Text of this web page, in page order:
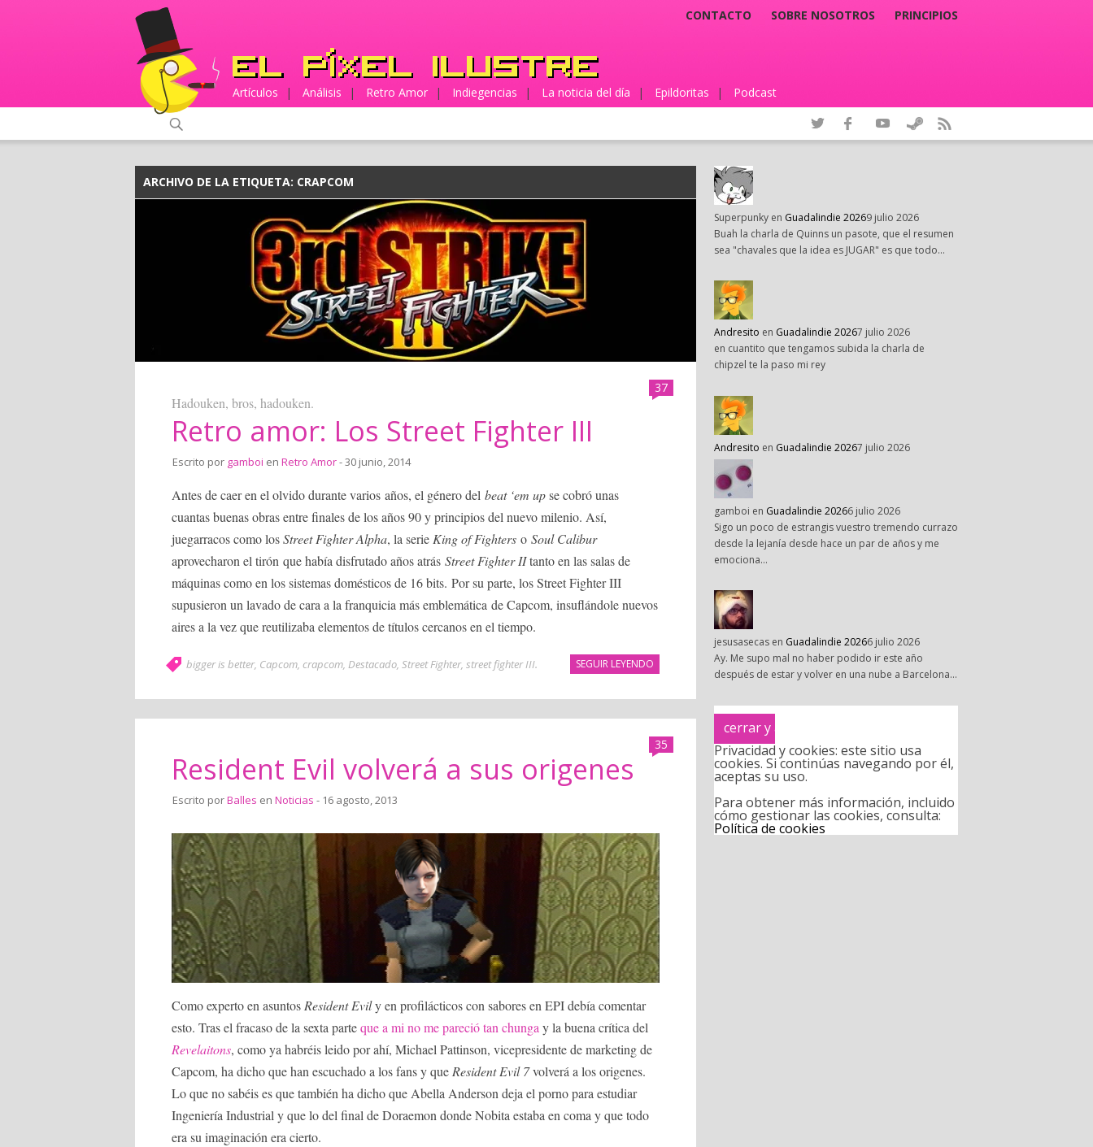
CONTACTO SOBRE NOSOTROS PRINCIPIOS
Artículos | Análisis | Retro Amor | Indiegencias | La noticia del día | Epildoritas | Podcast
ARCHIVO DE LA ETIQUETA: CRAPCOM
37
Hadouken, bros, hadouken.
Retro amor: Los Street Fighter III
Escrito por gamboi en Retro Amor- 30 junio, 2014
Antes de caer en el olvido durante varios años, el género del beat ‘em upse cobró unas
cuantas buenas obras entre finales de los años 90 y principios del nuevo milenio. Así,
juegarracos como losStreet Fighter Alpha, la serie King of Fighters o Soul Calibur
aprovecharon el tirón que había disfrutado años atrás Street Fighter IItanto en las salas de
máquinas como en los sistemas domésticos de 16 bits. Por su parte, los Street Fighter III
supusieron un lavado de cara a la franquicia más emblemática de Capcom, insuflándole nuevos
aires a la vez que reutilizaba elementos de títulos cercanos en el tiempo.
SEGUIR LEYENDO
bigger is better, Capcom, crapcom, Destacado, Street Fighter, street fighter III.
35
Resident Evil volverá a sus origenes
Escrito porBalles en Noticias - 16 agosto, 2013
Como experto en asuntos Resident Evily en profilácticos con sabores en EPI debía comentar
esto. Tras el fracaso de la sexta parteque a mi no me pareció tan chunga y la buena crítica del
Revelaitons, como ya habréis leido por ahí, Michael Pattinson, vicepresidente de marketing de
Capcom, ha dicho que han escuchado a los fans y que Resident Evil 7volverá a los origenes.
Lo que no sabéis es que también ha dicho que Abella Anderson deja el porno para estudiar
Ingeniería Industrial y que lo del final de Doraemon donde Nobita estaba en coma y que todo
era su imaginación era cierto.
Superpunky en Guadalindie 20269 julio 2026
Buah la charla de Quinns un pasote, que el resumen
sea "chavales que la idea es JUGAR" es que todo…
Andresito en Guadalindie 20267 julio 2026
en cuantito que tengamos subida la charla de
chipzel te la paso mi rey
Andresito en Guadalindie 20267 julio 2026
gamboi en Guadalindie 20266 julio 2026
Sigo un poco de estrangis vuestro tremendo currazo
desde la lejanía desde hace un par de años y me
emociona…
jesusasecas en Guadalindie 20266 julio 2026
Ay. Me supo mal no haber podido ir este año
después de estar y volver en una nube a Barcelona…
Privacidad y cookies: este sitio usa
cookies. Si continúas navegando por él,
aceptas su uso.
Para obtener más información, incluido
cómo gestionar las cookies, consulta:
Política de cookies